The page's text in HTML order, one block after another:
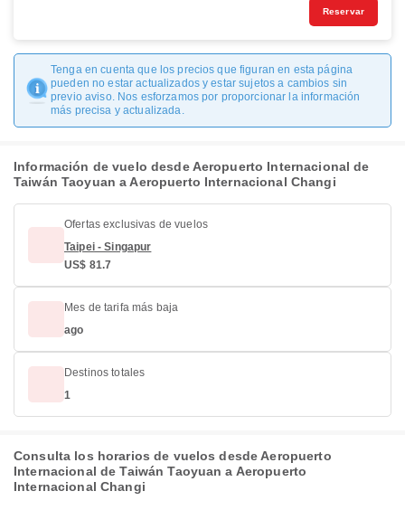
Reservar
Tenga en cuenta que los precios que figuran en esta página
pueden no estar actualizados y estar sujetos a cambios sin
previo aviso. Nos esforzamos por proporcionar la información
más precisa y actualizada.
Información de vuelo desde Aeropuerto Internacional de
Taiwán Taoyuan a Aeropuerto Internacional Changi
Ofertas exclusivas de vuelos
Taipei - Singapur
US$ 81.7
Mes de tarifa más baja
ago
Destinos totales
1
Consulta los horarios de vuelos desde Aeropuerto
Internacional de Taiwán Taoyuan a Aeropuerto
Internacional Changi